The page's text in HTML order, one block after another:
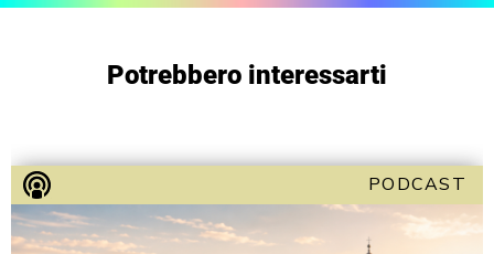
Potrebbero interessarti
PODCAST